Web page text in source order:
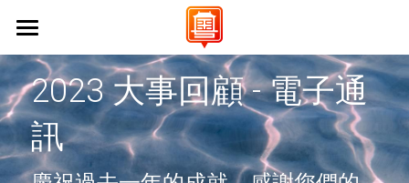
Home 首頁
About Us 關於我們
Vision & Mission 使命與願景
Campaigns 保育工作
2023 大事回顧 - 電子通
訊